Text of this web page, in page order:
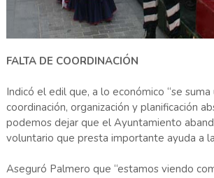
FALTA DE COORDINACIÓN
Indicó el edil que, a lo económico “se
coordinación, organización y planificación
podemos dejar que el Ayuntamiento
voluntario que presta importante ayuda a la
Aseguró Palmero que “estamos viendo